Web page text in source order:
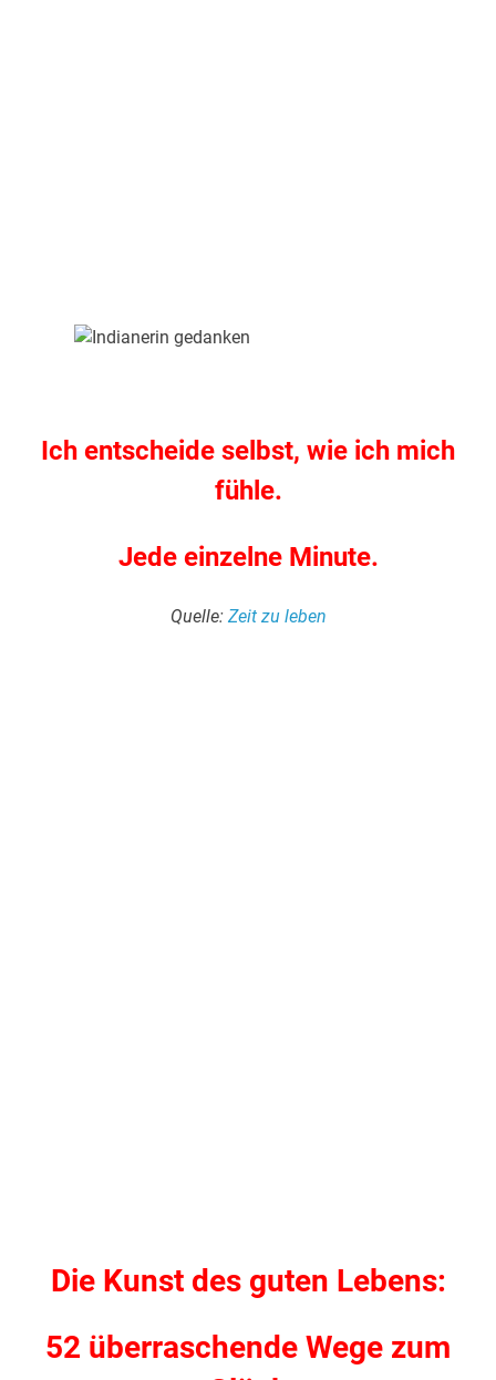
Ich entscheide selbst, wie ich mich
fühle.
Jede einzelne Minute.
Quelle: Zeit zu leben
Die Kunst des guten Lebens:
52 überraschende Wege zum